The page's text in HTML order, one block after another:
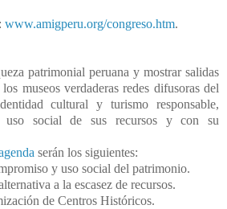
www.amigperu.org/congreso.htm.
patrimonial peruana y mostrar salidas
museos verdaderas redes difusoras del
cultural y turismo responsable,
uso social de sus recursos y con su
serán los siguientes:
y uso social del patrimonio.
a la escasez de recursos.
de Centros Históricos.